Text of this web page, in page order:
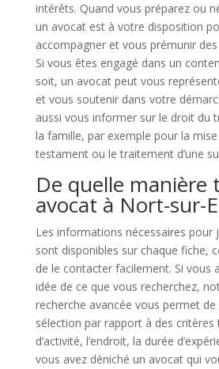
intérêts. Quand vous préparez ou
un avocat est à votre disposition
accompagner et vous prémunir
Si vous êtes engagé dans un
soit, un avocat peut vous
et vous soutenir dans votre
aussi vous informer sur le droit du
la famille, par exemple pour la mise
testament ou le traitement d’une
De quelle manière
avocat à Nort-sur-
Les informations nécessaires pour
sont disponibles sur chaque fiche,
de le contacter facilement. Si vous
idée de ce que vous recherchez,
recherche avancée vous permet
sélection par rapport à des critères
d’activité, l’endroit, la durée
vous avez déniché un avocat qui